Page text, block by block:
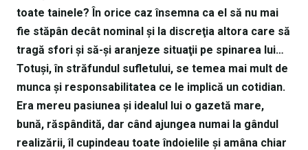
toate tainele? În orice caz însemna ca el să nu mai
fie stăpân decât nominal şi la discreţia altora care să
tragă sfori şi să-şi aranjeze situaţii pe spinarea lui…
Totuşi, în străfundul sufletului, se temea mai mult de
munca şi responsabilitatea ce le implică un cotidian.
Era mereu pasiunea şi idealul lui o gazetă mare,
bună, răspândită, dar când ajungea numai la gândul
realizării, îl cupindeau toate îndoielile şi amâna chiar